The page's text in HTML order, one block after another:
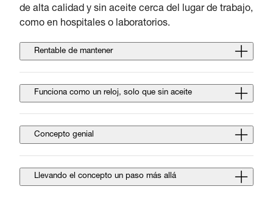
de alta calidad y sin aceite cerca del lugar de trabajo,
como en hospitales o laboratorios.
Rentable de mantener
Funciona como un reloj, solo que sin aceite
Concepto genial
Llevando el concepto un paso más allá